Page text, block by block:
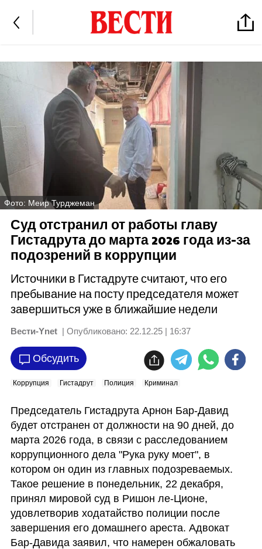
Фото: Меир Турджеман
Суд отстранил от работы главу
Гистадрута до марта 2026 года из-за
подозрений в коррупции
Источники в Гистадруте считают, что его
пребывание на посту председателя может
завершиться уже в ближайшие недели
Вести-Ynet | Опубликовано: 22.12.25 | 16:37
Обсудить
Коррупция Гистадрут Полиция Криминал
Председатель Гистадрута Арнон Бар-Давид
будет отстранен от должности на 90 дней, до
марта 2026 года, в связи с расследованием
коррупционного дела "Рука руку моет", в
котором он один из главных подозреваемых.
Такое решение в понедельник, 22 декабря,
принял мировой суд в Ришон ле-Ционе,
удовлетворив ходатайство полиции после
завершения его домашнего ареста. Адвокат
Бар-Давида заявил, что намерен обжаловать